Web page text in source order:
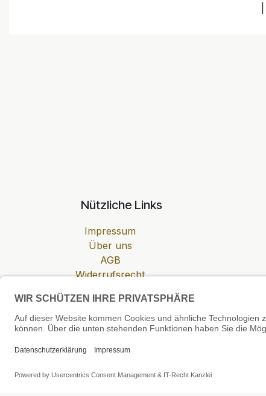
Nützliche Links
Impressum
Über uns
AGB
Widerrufsrecht
Zahlung & Versand
Cookie-Einstellungen